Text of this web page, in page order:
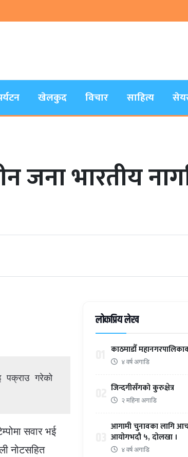
खेलकुद विचार साहित्य
जना भारतीय
सवार भई
नोटसहित
लोकप्रिय लेख
काठमाडौँ
४ वर्ष अगाडि
जिन्दगीसँगको कुरुक्षेत्र
२ महिना अगाडि
आगामी चुनावका लागि
आयोगभदौ ५, दोलखा ।
४ वर्ष अगाडि